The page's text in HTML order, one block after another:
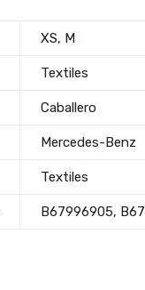
XS, M
Textiles
Caballero
Mercedes-Benz
Textiles
B67996905,